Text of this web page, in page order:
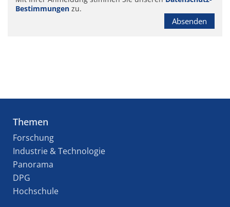
Bestimmungen zu.
Absenden
Themen
Forschung
Industrie & Technologie
Panorama
DPG
Hochschule